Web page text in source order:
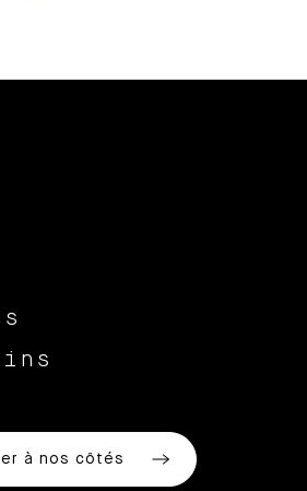
à nos côtés